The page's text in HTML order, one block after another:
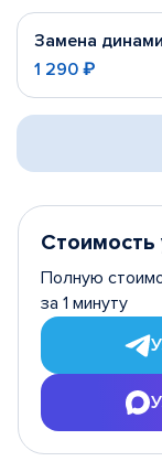
Замена
1 290 ₽
Стоимость
Полную
за 1 минуту